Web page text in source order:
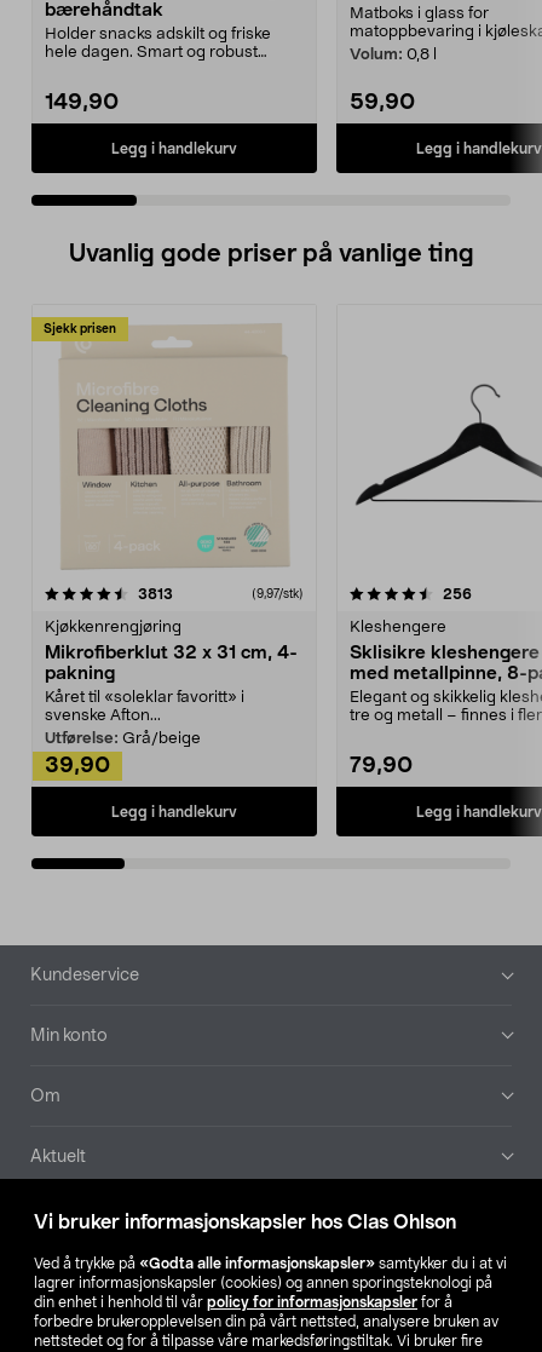
Vi bruker informasjonskapsler hos Clas Ohlson
Ved å trykke på «Godta alle informasjonskapsler» samtykker du i at vi
lagrer informasjonskapsler (cookies) og annen sporingsteknologi på
din enhet i henhold til vår policy for informasjonskapsler for å
forbedre brukeropplevelsen din på vårt nettsted, analysere bruken av
nettstedet og for å tilpasse våre markedsføringstiltak. Vi bruker fire
bærehåndtak
Holder snacks adskilt og friske
hele dagen. Smart og robust
149,90
Legg i handlekurv
Matboks i glass for
matoppbevaring i
Volum: 0,8 l
59,90
Legg i handlekurv
Uvanlig gode priser på vanlige ting
Sjekk prisen
3813 anmeldelser(9,97/stk)
Kjøkkenrengjøring
Mikrofiberklut 32 x 31 cm, 4-
pakning
Kåret til «soleklar favoritt» i
svenske Afton...
Utførelse: Grå/beige
39,90
Legg i handlekurv
4.5av 5 stjerner 256
Kleshengere
Sklisikre
med metallpinne, 8-
Elegant og skikkelig
tre og metall – finnes i
79,90
Legg i handlekurv
4.5av 5 stjerner
Bunntekst
Kundeservice
Min konto
Om
Aktuelt
Våre selskaper
Finn din butikk
SE NO FI